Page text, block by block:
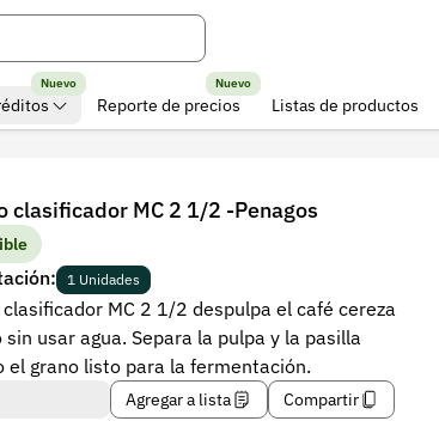
Nuevo
Reporte de precios
Nuevo
Listas de productos
clasificador MC 2 1/2 -Penagos
1 Unidades
MC 2 1/2 despulpa el café cereza
sin usar agua. Separa la pulpa y la pasilla
el grano listo para la fermentación.
Agregar a lista Compartir